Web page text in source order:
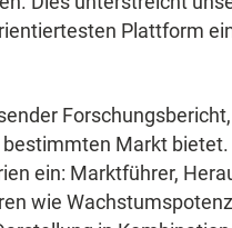
Plattform
Markt bietet.
ein: Marktführer,
wie